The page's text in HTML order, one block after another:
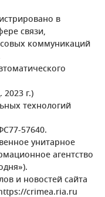
в
связи,
коммуникаций
г.)
технологий
57640.
унитарное
агентство
и новостей сайта
crimea.ria.ru